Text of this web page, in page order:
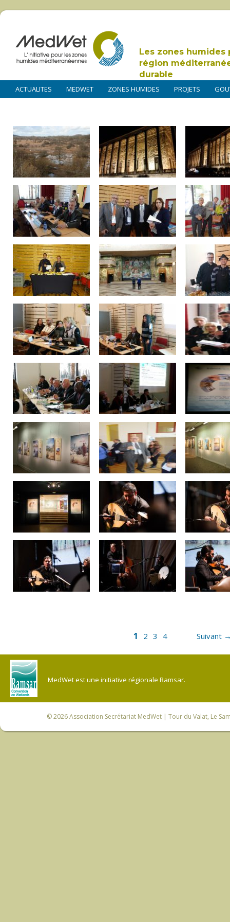
Les zones humides
région
durable
ACTUALITES MEDWET ZONES HUMIDES PROJETS
1 2 3 4 Suivant
MedWet est une initiative régionale Ramsar.
© 2026Association Secrétariat MedWet | Tour du Valat, Le